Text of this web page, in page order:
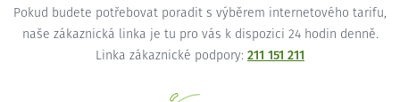
Pokud budete potřebovat poradit s výběrem internetového tarifu,
naše zákaznická linka je tu pro vás k dispozici 24 hodin denně.
Linka zákaznické podpory: 211 151 211